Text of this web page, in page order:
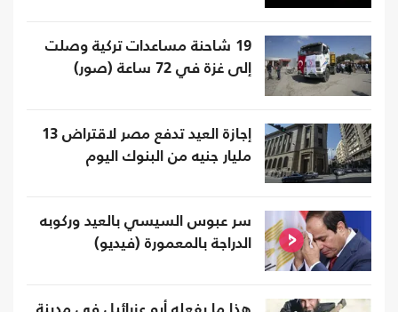
19 شاحنة مساعدات تركية وصلت
إلى غزة في 72 ساعة (صور)
إجازة العيد تدفع مصر لاقتراض 13
مليار جنيه من البنوك اليوم
سر عبوس السيسي بالعيد وركوبه
الدراجة بالمعمورة (فيديو)